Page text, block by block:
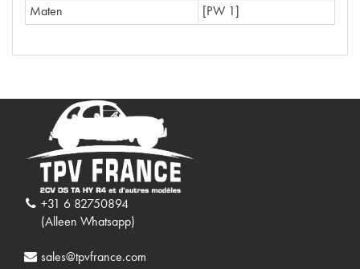
Maten
[PW 1]
+31 6 82750894
(Alleen Whatsapp)
sales@tpvfrance.com